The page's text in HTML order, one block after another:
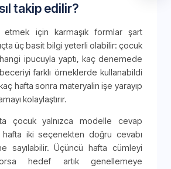
takip edilir?
etmek için karmaşık formlar şart
üç basit bilgi yeterli olabilir: çocuk
ipucuyla yaptı, kaç denemede
farklı örneklerde kullanabildi
hafta sonra materyalin işe yarayıp
kolaylaştırır.
çocuk yalnızca modelle cevap
iki seçenekten doğru cevabı
sayılabilir. Üçüncü hafta cümleyi
hedef artık genellemeye